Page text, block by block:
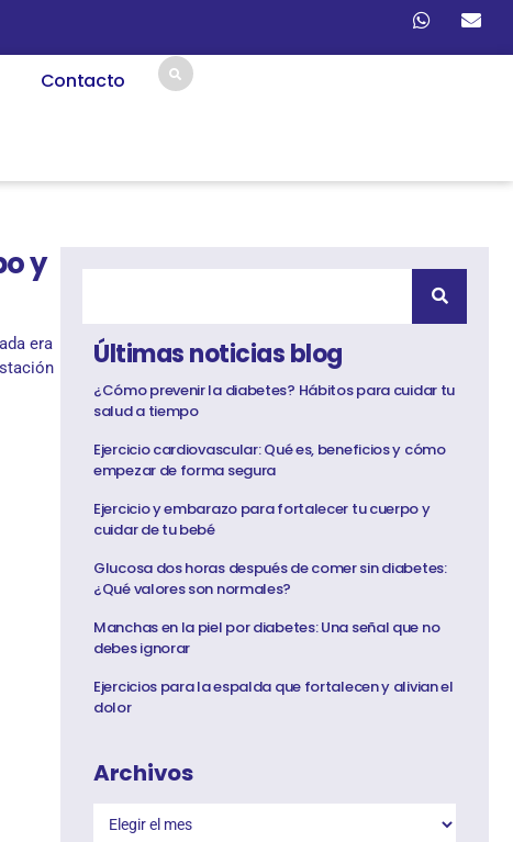
Contacto
y
era
Últimas noticias blog
¿Cómo prevenir la diabetes? Hábitos para cuidar tu
salud a tiempo
Ejercicio cardiovascular: Qué es, beneficios y cómo
empezar de forma segura
Ejercicio y embarazo para fortalecer tu cuerpo y
cuidar de tu bebé
Glucosa dos horas después de comer sin diabetes:
¿Qué valores son normales?
Manchas en la piel por diabetes: Una señal que no
debes ignorar
Ejercicios para la espalda que fortalecen y alivian el
dolor
Archivos